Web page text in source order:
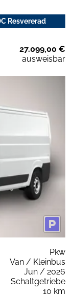
Resvererad
27.099,00 €
ausweisbar
Pkw
Van / Kleinbus
Jun / 2026
Schaltgetriebe
10 km